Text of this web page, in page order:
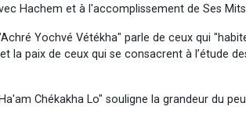
Hachem et à l'accomplissement de Ses
Yochvé Vétékha" parle de ceux qui
la paix de ceux qui se consacrent à l’étude
Chékakha Lo" souligne la grandeur du